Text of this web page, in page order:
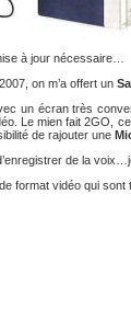
à jour nécessaire…
on m’a offert un
un écran très
Le mien fait 2GO,
de rajouter une
de la
format vidéo qui